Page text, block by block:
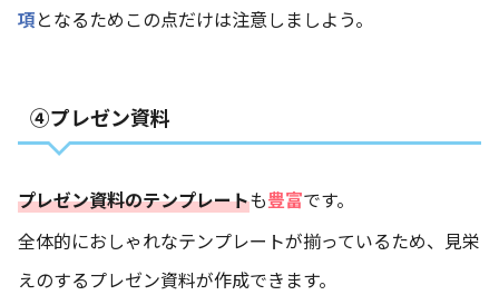
項となるためこの点だけは注意しましよう。
④プレゼン資料
プレゼン資料のテンプレートも豊富です。
全体的におしゃれなテンプレートが揃っているため、見栄
えのするプレゼン資料が作成できます。